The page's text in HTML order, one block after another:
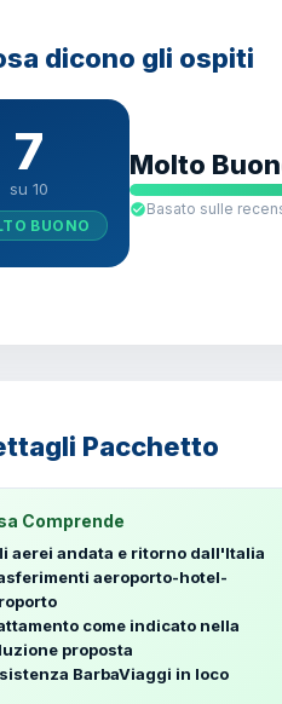
dicono gli ospiti
7
su 10
BUONO
Molto
Basato sulle
Pacchetto
Comprende
aerei andata e ritorno dall'Italia
aeroporto-hotel-
come indicato nella
proposta
BarbaViaggi in loco